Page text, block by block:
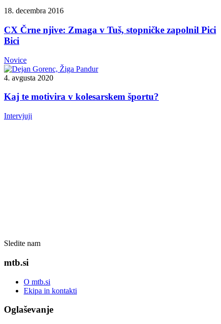
18. decembra 2016
CX Črne njive: Zmaga v Tuš, stopničke zapolnil Pici
Bici
Novice
4. avgusta 2020
Kaj te motivira v kolesarskem športu?
Intervjuji
Sledite nam
mtb.si
O mtb.si
Ekipa in kontakti
Oglaševanje